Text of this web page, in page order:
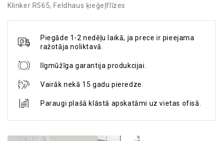
Klinker R565, Feldhaus ķieģeļflīzes
Piegāde 1-2 nedēļu laikā, ja prece ir pieejama
ražotāja noliktavā.
Ilgmūžīga garantija produkcijai.
Vairāk nekā 15 gadu pieredze.
Paraugi plašā klāstā apskatāmi uz vietas ofisā.